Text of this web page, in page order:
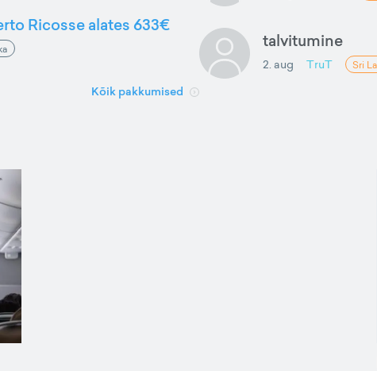
Ricosse alates 633€
Kõik pakkumised
talvitumine
2. aug TruT Sri